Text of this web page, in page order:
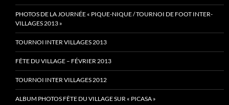
PHOTOS DE LA JOURNÉE « PIQUE-NIQUE / TOURNOI DE FOOT INTER-
VILLAGES 2013 »
TOURNOI INTER VILLAGES 2013
FÊTE DU VILLAGE – FÉVRIER 2013
TOURNOI INTER VILLAGES 2012
ALBUM PHOTOS FÊTE DU VILLAGE SUR « PICASA »